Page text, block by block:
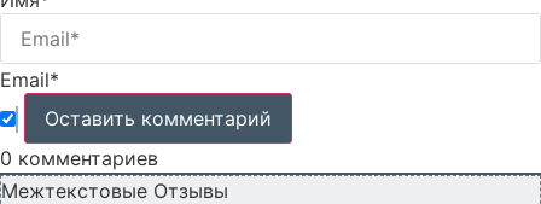
Email*
0 комментариев
Межтекстовые Отзывы